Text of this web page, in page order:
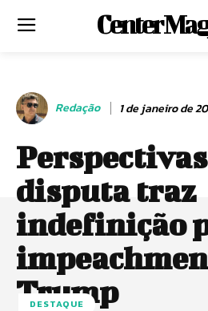
Center
Redação 1 de janeiro de
disputa traz
indefinição
Trump
DESTAQUE